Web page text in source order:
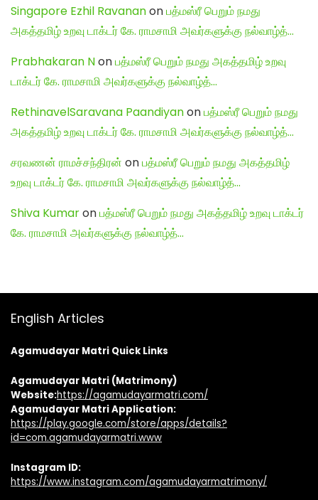
Singapore Ezhil Ravananonபத்மஸ்ரீ பெறும் நமது
அகத்தமிழ் உறவு டாக்டர் கே. ராமசாமி அவர்களுக்கு நல்வாழ்த்…
Prabhakaran Nonபத்மஸ்ரீ பெறும் நமது அகத்தமிழ் உறவு
டாக்டர் கே. ராமசாமி அவர்களுக்கு நல்வாழ்த்…
RethinavelSaravana Paandiyanonபத்மஸ்ரீ பெறும் நமது
அகத்தமிழ் உறவு டாக்டர் கே. ராமசாமி அவர்களுக்கு நல்வாழ்த்…
சரவணன் ராமச்சந்திரன் onபத்மஸ்ரீ பெறும் நமது அகத்தமிழ்
உறவு டாக்டர் கே. ராமசாமி அவர்களுக்கு நல்வாழ்த்…
Shiva Kumaronபத்மஸ்ரீ பெறும் நமது அகத்தமிழ் உறவு டாக்டர்
கே. ராமசாமி அவர்களுக்கு நல்வாழ்த்…
English Articles
Agamudayar Matri Quick Links
Agamudayar Matri (Matrimony)
Website:https://agamudayarmatri.com/
Agamudayar Matri Application:
https://play.google.com/store/apps/details?
id=com.agamudayarmatri.www
Instagram ID:
https://www.instagram.com/agamudayarmatrimony/